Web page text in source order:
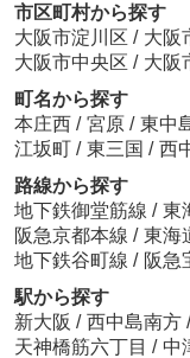
市区町村から探す
大阪市淀川区 / 大阪
大阪市中央区 / 大阪
町名から探す
本庄西 / 宮原 / 東中
江坂町 / 東三国 / 西
路線から探す
地下鉄御堂筋線 / 東
阪急京都本線 / 東海
地下鉄谷町線 / 阪急
駅から探す
新大阪 / 西中島南方 /
天神橋筋六丁目 / 中